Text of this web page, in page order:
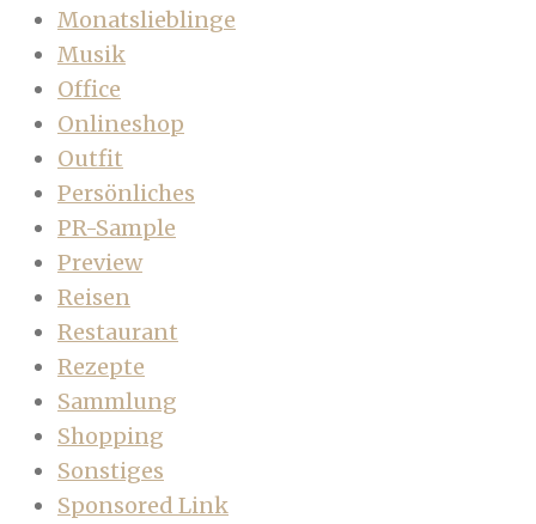
Monatslieblinge
Musik
Office
Onlineshop
Outfit
Persönliches
PR-Sample
Preview
Reisen
Restaurant
Rezepte
Sammlung
Shopping
Sonstiges
Sponsored Link